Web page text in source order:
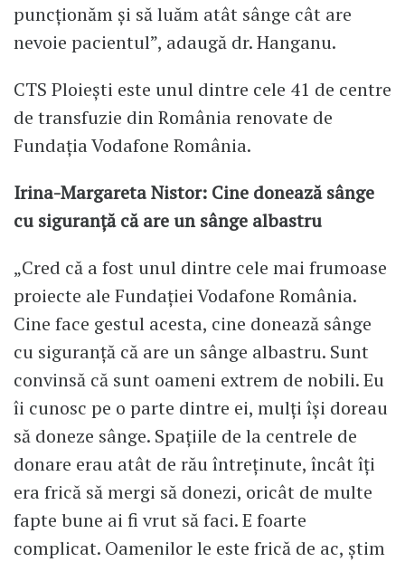
puncționăm și să luăm atât sânge cât are
nevoie pacientul”, adaugă dr. Hanganu.
CTS Ploiești este unul dintre cele 41 de centre
de transfuzie din România renovate de
Fundația Vodafone România.
Irina-Margareta Nistor: Cine donează sânge
cu siguranță că are un sânge albastru
„Cred că a fost unul dintre cele mai frumoase
proiecte ale Fundației Vodafone România.
Cine face gestul acesta, cine donează sânge
cu siguranță că are un sânge albastru. Sunt
convinsă că sunt oameni extrem de nobili. Eu
îi cunosc pe o parte dintre ei, mulți își doreau
să doneze sânge. Spațiile de la centrele de
donare erau atât de rău întreținute, încât îți
era frică să mergi să donezi, oricât de multe
fapte bune ai fi vrut să faci. E foarte
complicat. Oamenilor le este frică de ac, știm